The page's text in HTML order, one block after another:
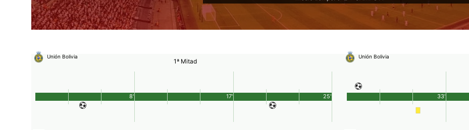
Unión Bolivia
1ª Mitad
25'
8' 17'
Unión Bolivia
33'